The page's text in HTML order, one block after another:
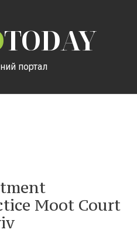
TODAY
портал
Moot Court